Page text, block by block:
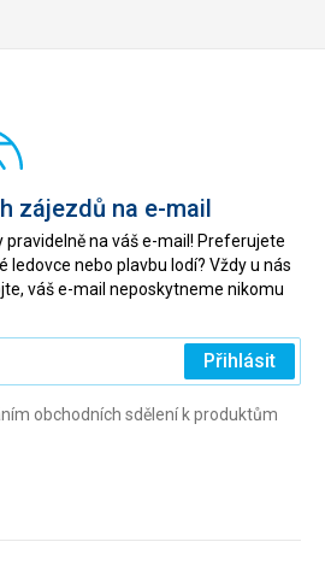
zájezdů na e-mail
na váš e-mail! Preferujete
ledovce nebo plavbu lodí? Vždy u nás
váš e-mail neposkytneme nikomu
Přihlásit
obchodních sdělení k produktům